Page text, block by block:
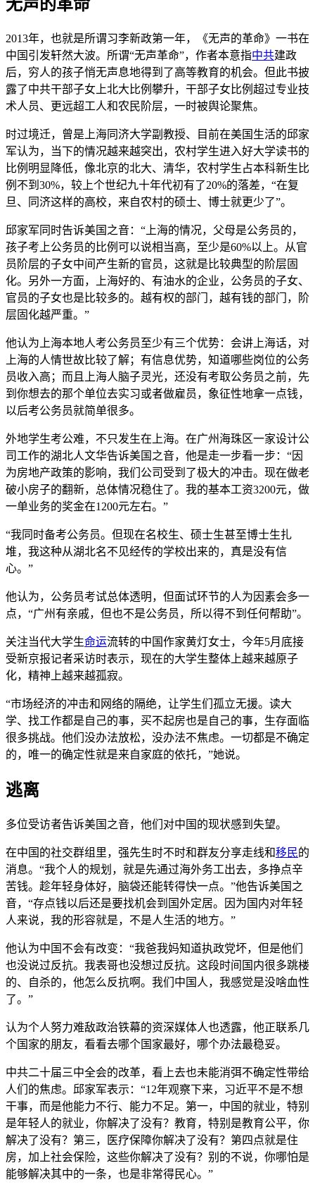
无声的革命
2013年，也就是所谓习李新政第一年，《无声的革命》一书在
中国引发轩然大波。所谓“无声革命”，作者本意指中共建政
后，穷人的孩子悄无声息地得到了高等教育的机会。但此书披
露了中共干部子女上北大比例攀升，干部子女比例超过专业技
术人员、更远超工人和农民阶层，一时被舆论聚焦。
时过境迁，曾是上海同济大学副教授、目前在美国生活的邱家
军认为，当下的情况越来越突出，农村学生进入好大学读书的
比例明显降低，像北京的北大、清华，农村学生占本科新生比
例不到30%，较上个世纪九十年代初有了20%的落差，“在复
旦、同济这样的高校，来自农村的硕士、博士就更少了”。
邱家军同时告诉美国之音：“上海的情况，父母是公务员的，
孩子考上公务员的比例可以说相当高，至少是60%以上。从官
员阶层的子女中间产生新的官员，这就是比较典型的阶层固
化。另外一方面，上海好的、有油水的企业，公务员的子女、
官员的子女也是比较多的。越有权的部门，越有钱的部门，阶
层固化越严重。”
他认为上海本地人考公务员至少有三个优势：会讲上海话，对
上海的人情世故比较了解；有信息优势，知道哪些岗位的公务
员收入高；而且上海人脑子灵光，还没有考取公务员之前，先
到你想去的那个单位去实习或者做雇员，象征性地拿一点钱，
以后考公务员就简单很多。
外地学生考公难，不只发生在上海。在广州海珠区一家设计公
司工作的湖北人文华告诉美国之音，他是走一步看一步：“因
为房地产政策的影响，我们公司受到了极大的冲击。现在做老
破小房子的翻新，总体情况稳住了。我的基本工资3200元，做
一单业务的奖金在1200元左右。”
“我同时备考公务员。但现在名校生、硕士生甚至博士生扎
堆，我这种从湖北名不见经传的学校出来的，真是没有信
心。”
他认为，公务员考试总体透明，但面试环节的人为因素会多一
点，“广州有亲戚，但也不是公务员，所以得不到任何帮助”。
关注当代大学生命运流转的中国作家黄灯女士，今年5月底接
受新京报记者采访时表示，现在的大学生整体上越来越原子
化，精神上越来越孤寂。
“市场经济的冲击和网络的隔绝，让学生们孤立无援。读大
学、找工作都是自己的事，买不起房也是自己的事，生存面临
很多挑战。他们没办法放松，没办法不焦虑。一切都是不确定
的，唯一的确定性就是来自家庭的依托，”她说。
逃离
多位受访者告诉美国之音，他们对中国的现状感到失望。
在中国的社交群组里，强先生时不时和群友分享走线和移民的
消息。“我个人的规划，就是先通过海外务工出去，多挣点辛
苦钱。趁年轻身体好，脑袋还能转得快一点。”他告诉美国之
音，“存点钱以后还是要找机会到国外定居。因为国内对年轻
人来说，我的形容就是，不是人生活的地方。”
他认为中国不会有改变：“我爸我妈知道执政党坏，但是他们
也没说过反抗。我表哥也没想过反抗。这段时间国内很多跳楼
的、自杀的，他怎么反抗啊。我们中国人，我感觉是没啥血性
了。”
认为个人努力难敌政治铁幕的资深媒体人也透露，他正联系几
个国家的朋友，看看去哪个国家最好，哪个办法最稳妥。
中共二十届三中全会的改革，看上去也未能消弭不确定性带给
人们的焦虑。邱家军表示：“12年观察下来，习近平不是不想
干事，而是他能力不行、能力不足。第一，中国的就业，特别
是年轻人的就业，你解决了没有？教育，特别是教育公平，你
解决了没有？第三，医疗保障你解决了没有？第四点就是住
房，加上社会保险，这些你解决了没有？别的不说，你哪怕是
能够解决其中的一条，也是非常得民心。”